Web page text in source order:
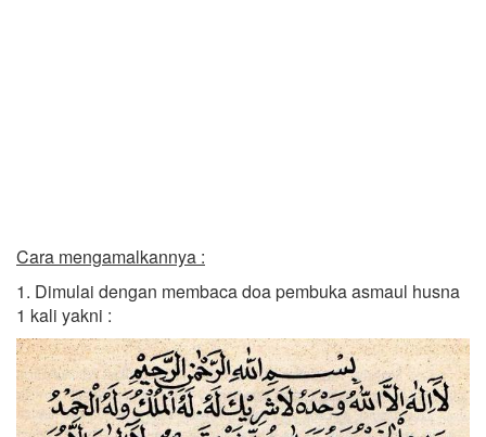
Cara mengamalkannya :
1. Dimulai dengan membaca doa pembuka asmaul husna
1 kali yakni :